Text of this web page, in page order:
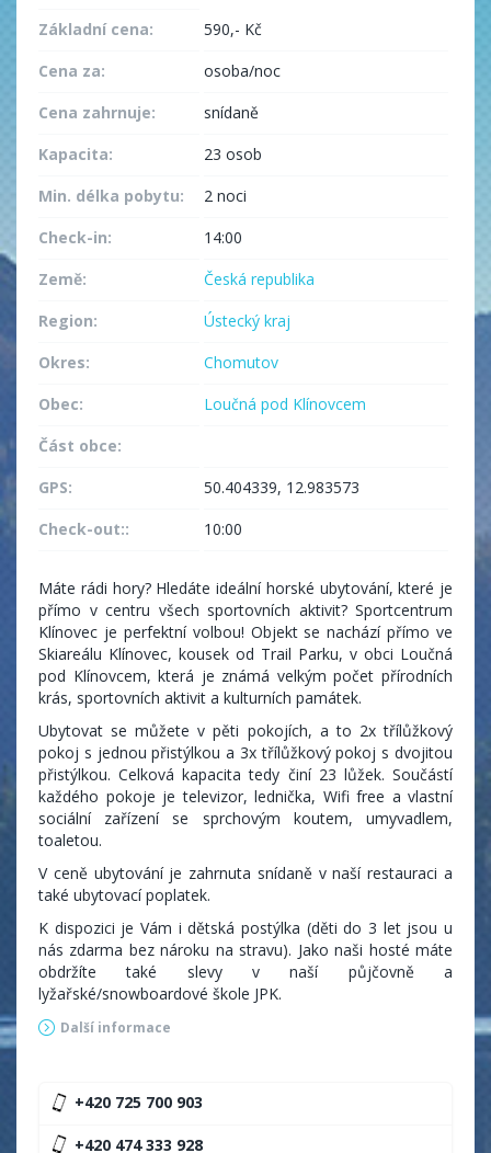
Základní cena:
590,- Kč
Cena za:
osoba/noc
Cena zahrnuje:
snídaně
Kapacita:
23 osob
Min. délka pobytu:
2 noci
Check-in:
14:00
Země:
Česká republika
Region:
Ústecký kraj
Okres:
Chomutov
Obec:
Loučná pod Klínovcem
Část obce:
GPS:
50.404339, 12.983573
Check-out::
10:00
Máte rádi hory? Hledáte ideální horské ubytování, které je
přímo v centru všech sportovních aktivit? Sportcentrum
Klínovec je perfektní volbou! Objekt se nachází přímo ve
Skiareálu Klínovec, kousek od Trail Parku, v obci Loučná
pod Klínovcem, která je známá velkým počet přírodních
krás, sportovních aktivit a kulturních památek.
Ubytovat se můžete v pěti pokojích, a to 2x třílůžkový
pokoj s jednou přistýlkou a 3x třílůžkový pokoj s dvojitou
přistýlkou. Celková kapacita tedy činí 23 lůžek. Součástí
každého pokoje je televizor, lednička, Wifi free a vlastní
sociální zařízení se sprchovým koutem, umyvadlem,
toaletou.
V ceně ubytování je zahrnuta snídaně v naší restauraci a
také ubytovací poplatek.
K dispozici je Vám i dětská postýlka (děti do 3 let jsou u
nás zdarma bez nároku na stravu). Jako naši hosté máte
obdržíte také slevy v naší půjčovně a
lyžařské/snowboardové škole JPK.
Další informace
ubytování, ale také restauraci (pouze v zimním období),
půjčovnu, lyžařskou školu a servis. I v létě nabízíme celou
řadu sportovního vyžití od lanového centra, velkých
+420 725 700 903
+420 474 333 928